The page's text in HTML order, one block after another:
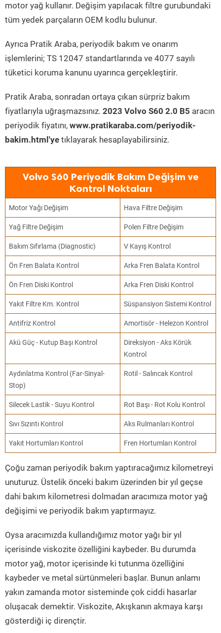
motor yağ kullanır. Değişim yapılacak filtre gurubundaki
tüm yedek parçaların OEM kodlu bulunur.
Ayrıca Pratik Araba, periyodik bakım ve onarım
işlemlerini; TS 12047 standartlarında ve 4077 sayılı
tüketici koruma kanunu uyarınca gerçekleştirir.
Pratik Araba, sonradan ortaya çıkan sürpriz bakım
fiyatlarıyla uğraşmazsınız. 2023 Volvo S60 2.0 B5 aracın
periyodik fiyatını, www.pratikaraba.com/periyodik-
bakim.html'ye tıklayarak hesaplayabilirsiniz.
Volvo S60 Periyodik Bakım Değişim ve
Kontrol Noktaları
Motor Yağı Değişim Hava Filtre Değişim
Yağ Filtre Değişim Polen Filtre Değişim
Bakım Sıfırlama (Diagnostic) V Kayış Kontrol
Ön Fren Balata Kontrol Arka Fren Balata Kontrol
Ön Fren Diski Kontrol Arka Fren Diski Kontrol
Yakıt Filtre Km. Kontrol Süspansiyon Sistemi Kontrol
Antifriz Kontrol Amortisör - Helezon Kontrol
Akü Güç - Kutup Başı Kontrol
Direksiyon - Aks Körük
Kontrol
Aydınlatma Kontrol (Far-Sinyal-
Stop)
Rotil - Salıncak Kontrol
Silecek Lastik - Suyu Kontrol Rot Başı - Rot Kolu Kontrol
Sıvı Sızıntı Kontrol Aks Rulmanları Kontrol
Yakıt Hortumları Kontrol Fren Hortumları Kontrol
Çoğu zaman periyodik bakım yaptıracağımız kilometreyi
unuturuz. Üstelik önceki bakım üzerinden bir yıl geçse
dahi bakım kilometresi dolmadan aracımıza motor yağ
değişimi ve periyodik bakım yaptırmayız.
Oysa aracımızda kullandığımız motor yağı bir yıl
içerisinde viskozite özelliğini kaybeder. Bu durumda
motor yağ, motor içerisinde ki tutunma özelliğini
kaybeder ve metal sürtünmeleri başlar. Bunun anlamı
yakın zamanda motor sisteminde çok ciddi hasarlar
oluşacak demektir. Viskozite, Akışkanın akmaya karşı
gösterdiği iç dirençtir.